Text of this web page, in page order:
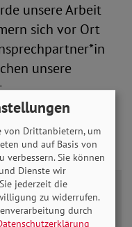
unsere Arbeit
sich vor Ort
unsere
Präsenz 24.
ist, dass man –
ist – immer
von Drittanbietern, um
und auf Basis von
verbessern. Sie können
Dienste wir
jederzeit die
zu widerrufen.
durch